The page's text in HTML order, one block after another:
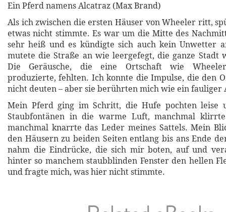
Ein Pferd namens Alcatraz (Max Brand)
Als ich zwischen die ersten Häuser von Wheeler ritt,
etwas nicht stimmte. Es war um die Mitte des
sehr heiß und es kündigte sich auch kein Unwetter
mutete die Straße an wie leergefegt, die ganze Stadt
Die Geräusche, die eine Ortschaft wie
produzierte, fehlten. Ich konnte die Impulse, die den
nicht deuten – aber sie berührten mich wie ein fauliger
Mein Pferd ging im Schritt, die Hufe pochten leise
Staubfontänen in die warme Luft, manchmal klirrte
manchmal knarrte das Leder meines Sattels. Mein
den Häusern zu beiden Seiten entlang bis ans Ende
nahm die Eindrücke, die sich mir boten, auf und
hinter so manchem staubblinden Fenster den hellen
und fragte mich, was hier nicht stimmte.